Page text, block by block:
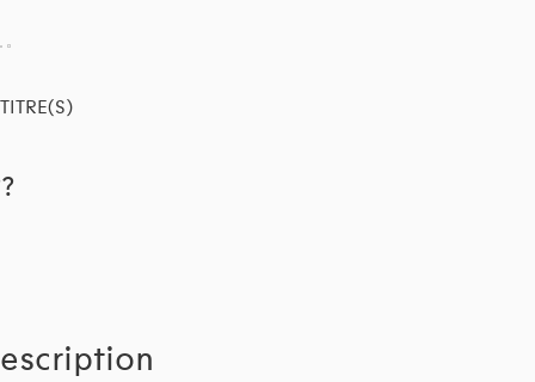
TITRE(S)